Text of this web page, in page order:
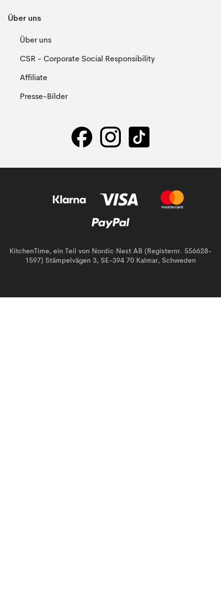
Über uns
Über uns
CSR - Corporate Social Responsibility
Affiliate
Presse-Bilder
KitchenTime, ein Teil von Nordic Nest AB (Registernr. 556628-
1597) Stämpelvägen 3, SE-394 70 Kalmar, Schweden